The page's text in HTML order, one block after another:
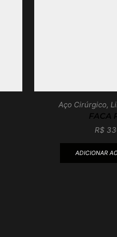
Aço Cirúrgico,
FACA
R$
ADICIONAR